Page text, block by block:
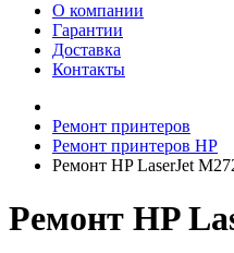
О компании
Гарантии
Доставка
Контакты
Ремонт принтеров
Ремонт принтеров HP
Ремонт HP LaserJet
Ремонт HP